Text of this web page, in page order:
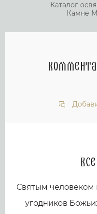
Каталог
Камне
Святым человеком
угодников